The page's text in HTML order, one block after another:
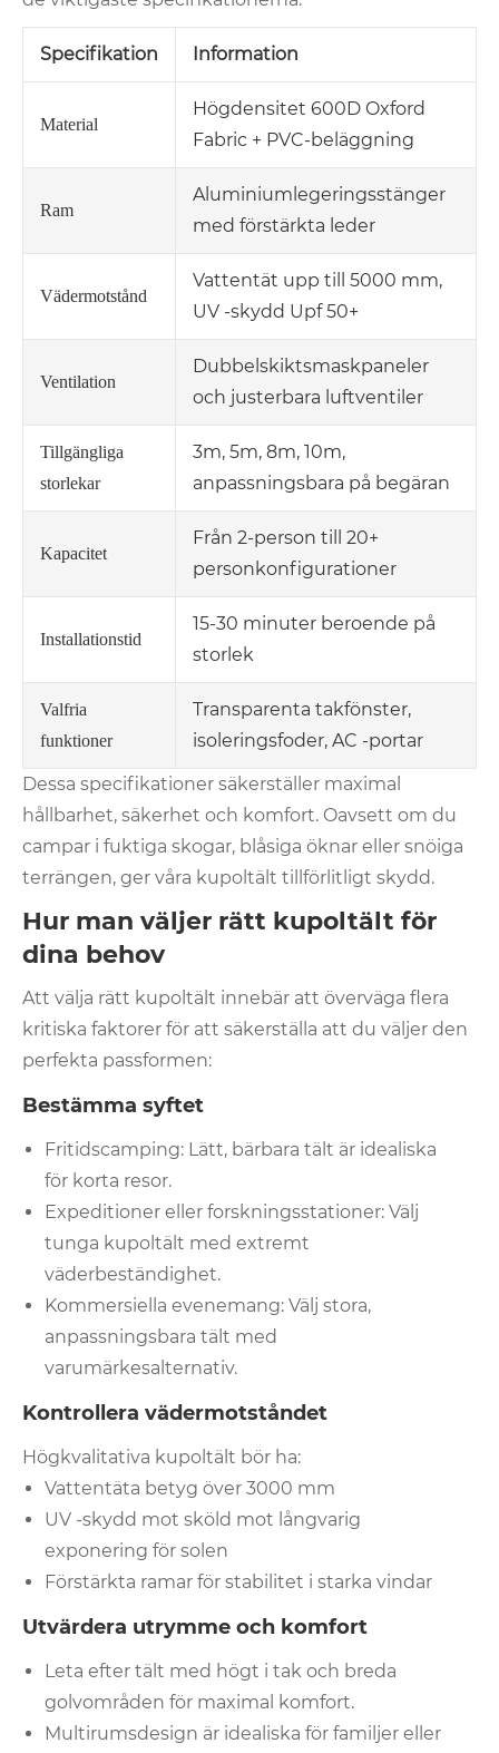
Specifikation Information
Material
Högdensitet 600D Oxford
Fabric + PVC-beläggning
Ram
Aluminiumlegeringsstänger
med förstärkta leder
Vädermotstånd
Vattentät upp till 5000 mm,
UV -skydd Upf 50+
Ventilation
Dubbelskiktsmaskpaneler
och justerbara luftventiler
Tillgängliga
storlekar
3m, 5m, 8m, 10m,
anpassningsbara på begäran
Kapacitet
Från 2-person till 20+
personkonfigurationer
Installationstid
15-30 minuter beroende på
storlek
Valfria
funktioner
Transparenta takfönster,
isoleringsfoder, AC -portar
Dessa specifikationer säkerställer maximal
hållbarhet, säkerhet och komfort. Oavsett om du
campar i fuktiga skogar, blåsiga öknar eller snöiga
terrängen, ger våra kupoltält tillförlitligt skydd.
Hur man väljer rätt kupoltält för
dina behov
Att välja rätt kupoltält innebär att överväga flera
kritiska faktorer för att säkerställa att du väljer den
perfekta passformen:
Bestämma syftet
Fritidscamping: Lätt, bärbara tält är idealiska
för korta resor.
Expeditioner eller forskningsstationer: Välj
tunga kupoltält med extremt
väderbeständighet.
Kommersiella evenemang: Välj stora,
anpassningsbara tält med
varumärkesalternativ.
Kontrollera vädermotståndet
Högkvalitativa kupoltält bör ha:
Vattentäta betyg över 3000 mm
UV -skydd mot sköld mot långvarig
exponering för solen
Förstärkta ramar för stabilitet i starka vindar
Utvärdera utrymme och komfort
Leta efter tält med högt i tak och breda
golvområden för maximal komfort.
Multirumsdesign är idealiska för familjer eller